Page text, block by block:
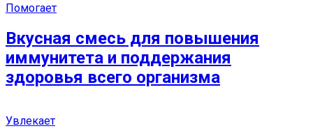
Помогает
Вкусная смесь для повышения
иммунитета и поддержания
здоровья всего организма
Увлекает